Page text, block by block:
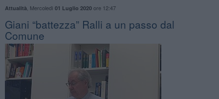
Attualità Mercoledì 01 Luglio 2020ore 12:47
Giani “battezza” Ralli a un passo dal
Comune